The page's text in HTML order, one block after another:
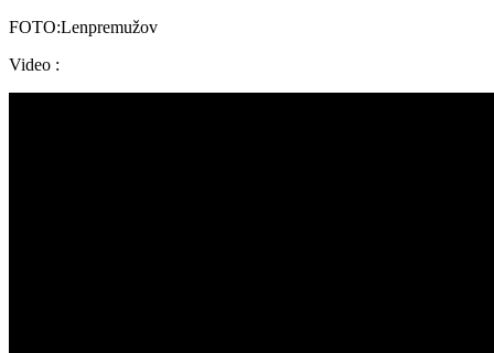
FOTO:Lenpremužov
Video :